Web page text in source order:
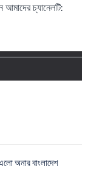
চ্যানেলটি:
অনার বাংলাদেশ